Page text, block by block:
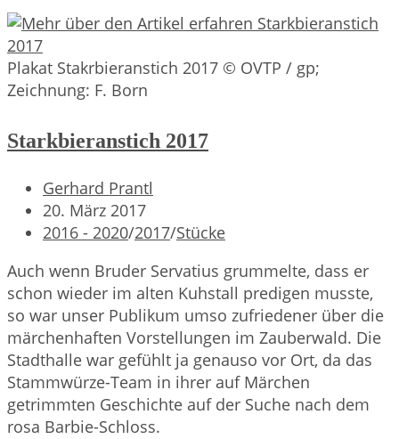
Plakat Stakrbieranstich 2017 © OVTP / gp;
Zeichnung: F. Born
Starkbieranstich 2017
Beitrags-
Autor:
Gerhard Prantl
Beitrag
veröffentlicht:
20. März 2017
Beitrags-
2016 - 2020/2017/Stücke
Auch wenn Bruder Servatius grummelte, dass er
schon wieder im alten Kuhstall predigen musste,
so war unser Publikum umso zufriedener über die
märchenhaften Vorstellungen im Zauberwald. Die
Stadthalle war gefühlt ja genauso vor Ort, da das
Stammwürze-Team in ihrer auf Märchen
getrimmten Geschichte auf der Suche nach dem
rosa Barbie-Schloss.